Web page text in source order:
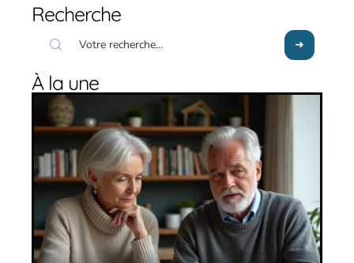
Recherche
À la une